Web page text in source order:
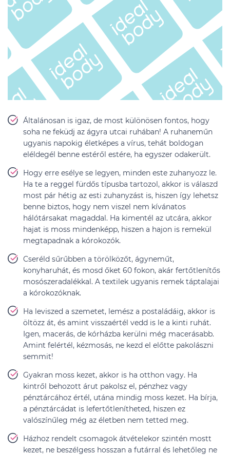
Általánosan is igaz, de most különösen fontos, hogy
soha ne feküdj az ágyra utcai ruhában! A ruhaneműn
ugyanis napokig életképes a vírus, tehát boldogan
eléldegél benne estéről estére, ha egyszer odakerült.
Hogy erre esélye se legyen, minden este zuhanyozz le.
Ha te a reggel fürdős típusba tartozol, akkor is válaszd
most pár hétig az esti zuhanyzást is, hiszen így lehetsz
benne biztos, hogy nem viszel nem kívánatos
hálótársakat magaddal. Ha kimentél az utcára, akkor
hajat is moss mindenképp, hiszen a hajon is remekül
megtapadnak a kórokozók.
Cseréld sűrűbben a törölközőt, ágyneműt,
konyharuhát, és mosd őket 60 fokon, akár fertőtlenítős
mosószeradalékkal. A textilek ugyanis remek táptalajai
a kórokozóknak.
Ha leviszed a szemetet, lemész a postaládáig, akkor is
öltözz át, és amint visszaértél vedd is le a kinti ruhát.
Igen, macerás, de kórházba kerülni még macerásabb.
Amint felértél, kézmosás, ne kezd el előtte pakolászni
semmit!
Gyakran moss kezet, akkor is ha otthon vagy. Ha
kintről behozott árut pakolsz el, pénzhez vagy
pénztárcához értél, utána mindig moss kezet. Ha bírja,
a pénztárcádat is lefertőtlenítheted, hiszen ez
valószínűleg még az életben nem tetted meg.
Házhoz rendelt csomagok átvételekor szintén mostt
kezet, ne beszélgess hosszan a futárral és lehetőleg ne